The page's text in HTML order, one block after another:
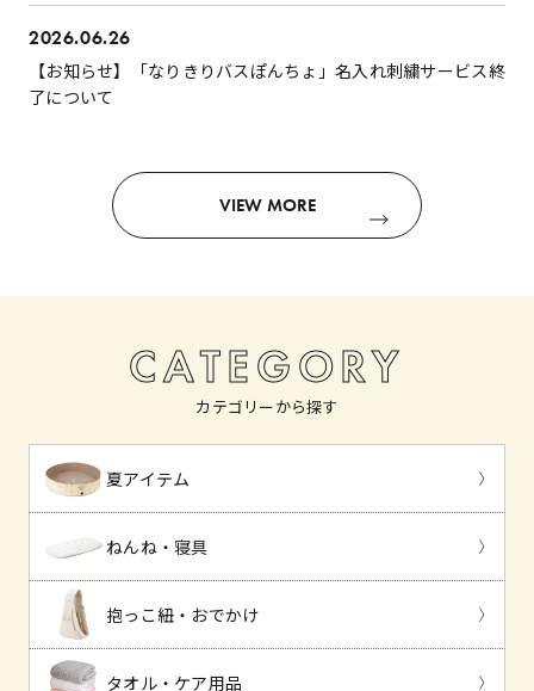
2026.06.26
【お知らせ】「なりきりバスぽんちょ」名入れ刺繍サービス終
了について
VIEW MORE
CATEGORY
カテゴリーから探す
夏アイテム
ねんね・寝具
抱っこ紐・おでかけ
タオル・ケア用品